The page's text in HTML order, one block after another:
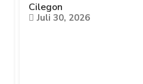
Cilegon
Juli 30, 2026